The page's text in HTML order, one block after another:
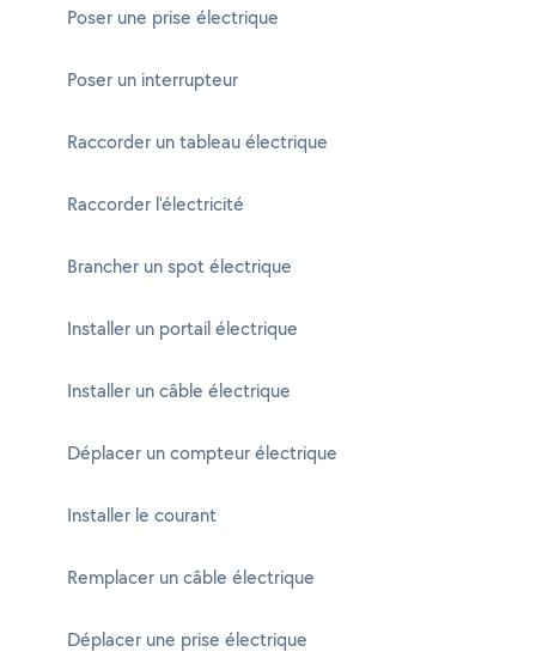
Poser une prise électrique
Poser un interrupteur
Raccorder un tableau électrique
Raccorder l'électricité
Brancher un spot électrique
Installer un portail électrique
Installer un câble électrique
Déplacer un compteur électrique
Installer le courant
Remplacer un câble électrique
Déplacer une prise électrique